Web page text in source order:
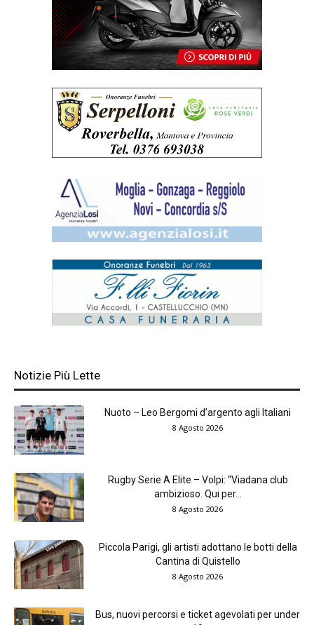
Notizie Più Lette
Nuoto – Leo Bergomi d’argento agli Italiani
8 Agosto 2026
Rugby Serie A Elite – Volpi: “Viadana club
ambizioso. Qui per...
8 Agosto 2026
Piccola Parigi, gli artisti adottano le botti della
Cantina di Quistello
8 Agosto 2026
Bus, nuovi percorsi e ticket agevolati per under